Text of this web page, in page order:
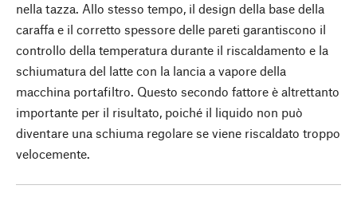
nella tazza. Allo stesso tempo, il design della base della
caraffa e il corretto spessore delle pareti garantiscono il
controllo della temperatura durante il riscaldamento e la
schiumatura del latte con la lancia a vapore della
macchina portafiltro. Questo secondo fattore è altrettanto
importante per il risultato, poiché il liquido non può
diventare una schiuma regolare se viene riscaldato troppo
velocemente.